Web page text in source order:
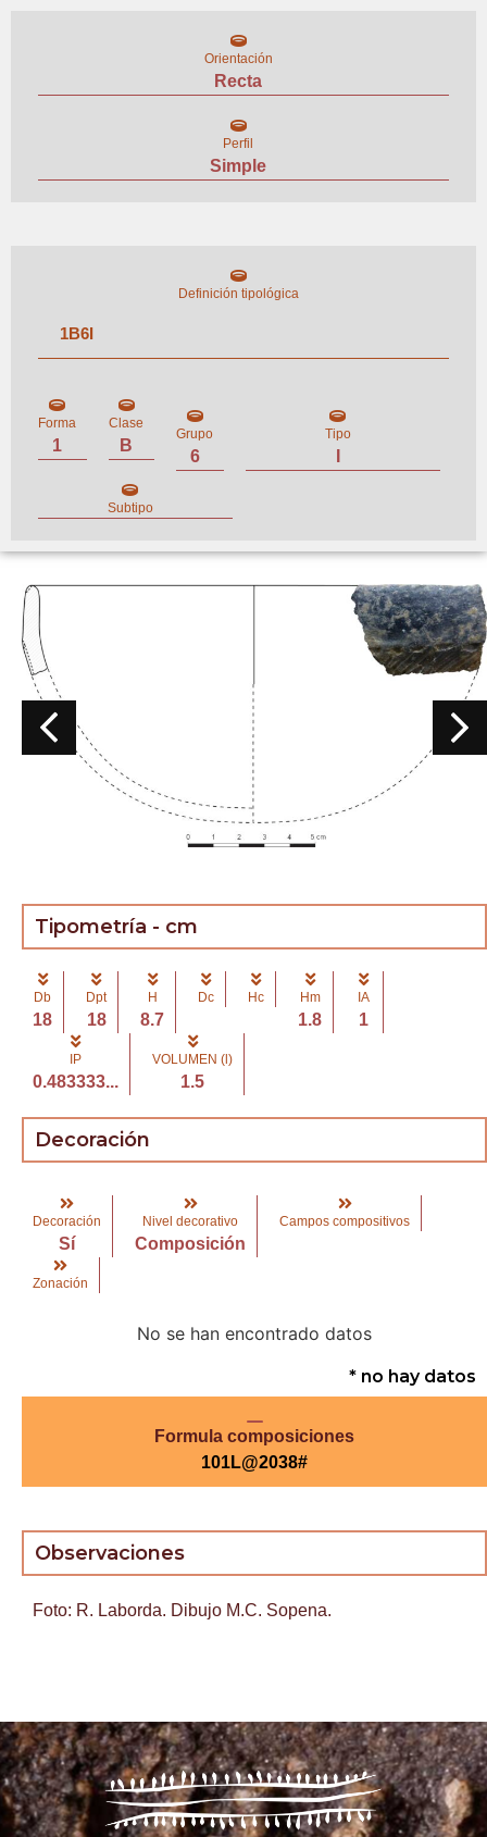
Orientación
Recta
Perfil
Simple
Definición tipológica
1B6I
Forma
1
Clase
B
Grupo
6
Tipo
Subtipo
Tipometría - cm
Db
18
Dpt
18
H
8.7
Dc Hc Hm
1.8
IA
1
IP
0.483333...
VOLUMEN (l)
1.5
Decoración
Decoración
Sí
Nivel decorativo
Composición
Campos compositivos
Zonación
No se han encontrado datos
* no hay datos
Formula composiciones
101L@2038#
Observaciones
Foto: R. Laborda. Dibujo M.C. Sopena.